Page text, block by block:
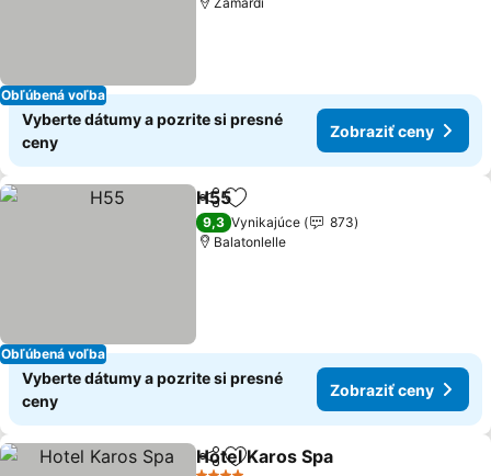
Obľúbená voľba
Vyberte dátumy a pozrite si presné
ceny
Zobraziť ceny
Obľúbená voľba
ZdieľaťPridať do obľúbených
H55
9,3 Vynikajúce
873
Balatonlelle
Vyberte dátumy a pozrite si presné
ceny
Zobraziť ceny
ZdieľaťPridať do obľúbených
Hotel Karos Spa